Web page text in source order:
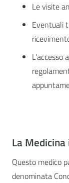
Le visite
Eventuali
L'accesso
La
Questo medico
denominata